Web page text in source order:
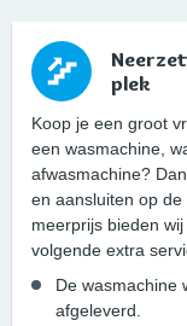
plek
Koop je een groot
een wasmachine,
afwasmachine?
en aansluiten op de
meerprijs bieden
volgende extra
De wasmachine
afgeleverd.